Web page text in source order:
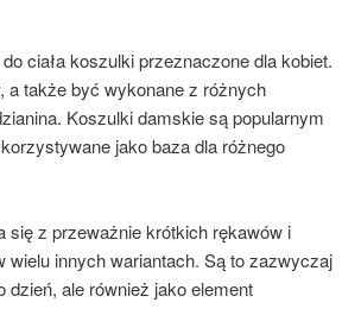
ciała koszulki przeznaczone dla kobiet.
a także być wykonane z różnych
Koszulki damskie są popularnym
jako baza dla różnego
się z przeważnie krótkich rękawów i
wielu innych wariantach. Są to zazwyczaj
dzień, ale również jako element